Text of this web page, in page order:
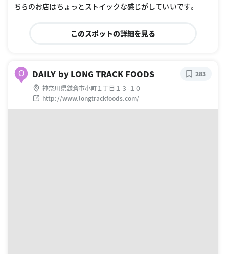
ちらのお店はちょっとストイックな感じがしていいです。
このスポットの詳細を見る
O DAILY by LONG TRACK FOODS
神奈川県鎌倉市小町１丁目１３-１０
http://www.longtrackfoods.com/
283